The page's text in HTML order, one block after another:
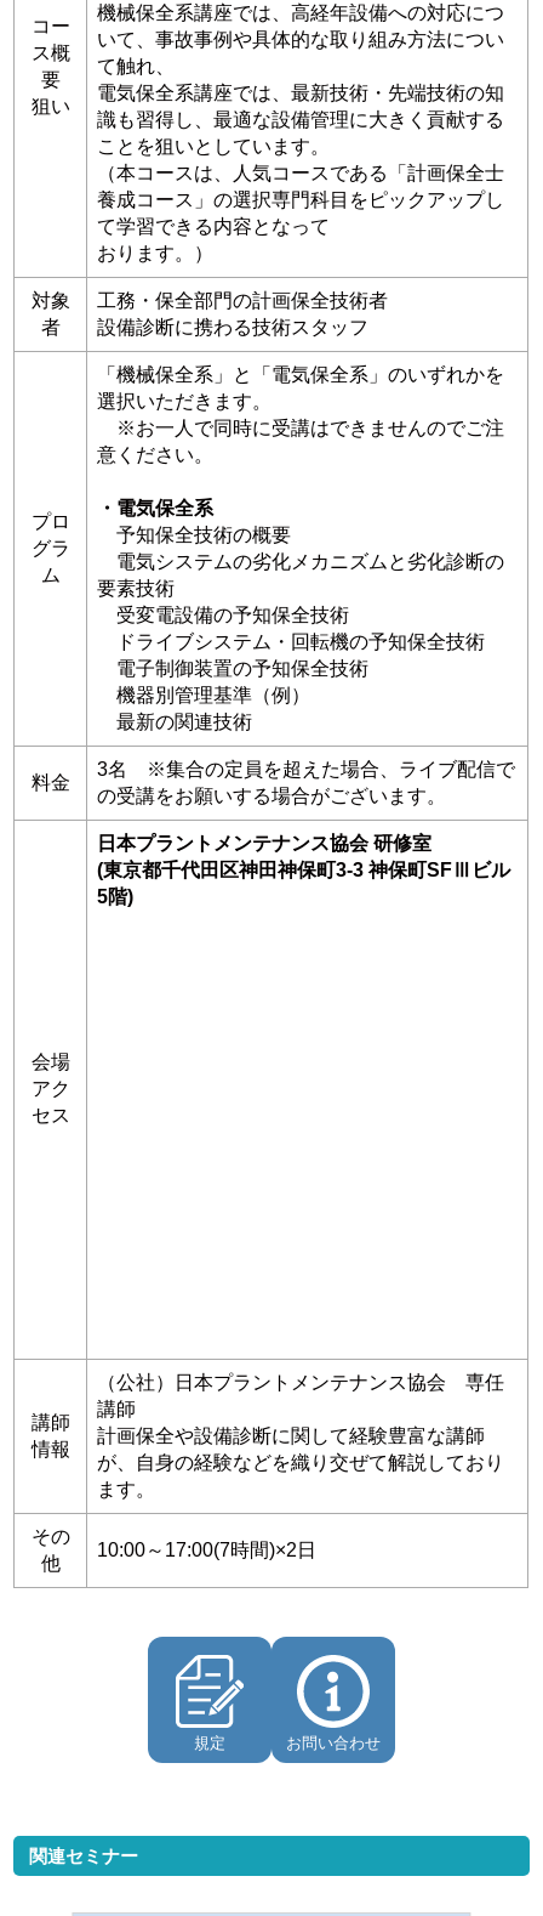
コー
ス概
要
狙い
機械保全系講座では、高経年設備への対応につ
いて、事故事例や具体的な取り組み方法につい
て触れ、
電気保全系講座では、最新技術・先端技術の知
識も習得し、最適な設備管理に大きく貢献する
ことを狙いとしています。
（本コースは、人気コースである「計画保全士
養成コース」の選択専門科目をピックアップし
て学習できる内容となって
おります。）
対象
者
工務・保全部門の計画保全技術者
設備診断に携わる技術スタッフ
プロ
グラ
ム
「機械保全系」と「電気保全系」のいずれかを
選択いただきます。
※お一人で同時に受講はできませんのでご注
意ください。
・電気保全系
予知保全技術の概要
電気システムの劣化メカニズムと劣化診断の
要素技術
受変電設備の予知保全技術
ドライブシステム・回転機の予知保全技術
電子制御装置の予知保全技術
機器別管理基準（例）
最新の関連技術
料金
3名 ※集合の定員を超えた場合、ライブ配信で
の受講をお願いする場合がございます。
会場
アク
セス
日本プラントメンテナンス協会 研修室
(東京都千代田区神田神保町3-3 神保町SFⅢビル
5階)
講師
情報
（公社）日本プラントメンテナンス協会 専任
講師
計画保全や設備診断に関して経験豊富な講師
が、自身の経験などを織り交ぜて解説しており
ます。
その
他
10:00～17:00(7時間)×2日
規定 お問い合わせ
関連セミナー